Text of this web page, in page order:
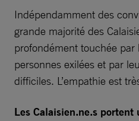
Indépendamment des
grande majorité des
profondément touchée par
personnes exilées et par
difficiles. L’empathie est
Les Calaisien.ne.s